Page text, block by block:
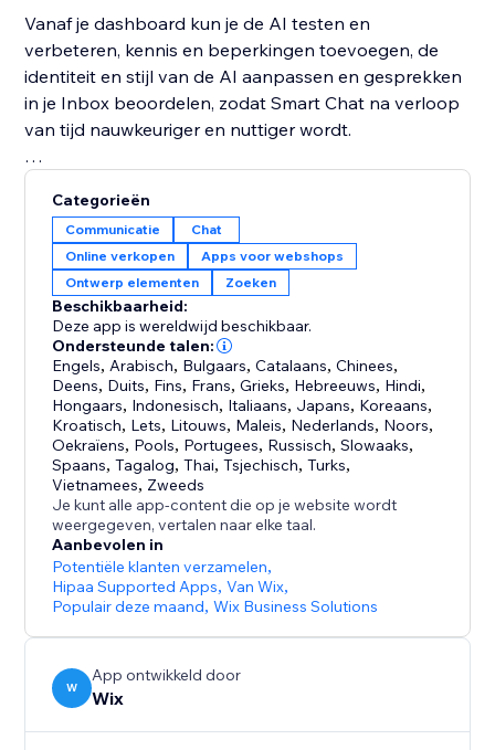
Vanaf je dashboard kun je de AI testen en
verbeteren, kennis en beperkingen toevoegen, de
identiteit en stijl van de AI aanpassen en gesprekken
in je Inbox beoordelen, zodat Smart Chat na verloop
van tijd nauwkeuriger en nuttiger wordt.
die je helpen meer te weten te komen over je
websitebezoekers en te verbeteren hoe je ze betrekt
om de conversies te verhogen. Smart Chat analyseert
ook je gesprekken om je belangrijke inzichten te
geven in waar je klanten naar op zoek zijn en hoe je je
bedrijf kunt verbeteren.
Voorheen bekend als Wix AI Site-Chat, is Smart Chat
nu geüpgraded met live medewerker-chat. Deze is
ontworpen om de oude Wix Chat te vervangen door
Categorieën
Communicatie
Chat
Online verkopen
Apps voor webshops
Ontwerp elementen
Zoeken
Beschikbaarheid:
Deze app is wereldwijd beschikbaar.
Ondersteunde talen:
Engels, Arabisch, Bulgaars,Catalaans,Chinees,
Deens, Duits, Fins, Frans,Grieks, Hebreeuws, Hindi,
Hongaars, Indonesisch, Italiaans, Japans, Koreaans,
Kroatisch, Lets, Litouws, Maleis, Nederlands, Noors,
Oekraïens, Pools, Portugees, Russisch,Slowaaks,
Spaans,Tagalog,Thai,Tsjechisch,Turks,
Vietnamees, Zweeds
Je kunt alle app-content die op je website wordt
weergegeven, vertalen naar elke taal.
Aanbevolen in
Potentiële klanten verzamelen,
Hipaa Supported Apps,Van Wix,
Populair deze maand,Wix Business Solutions
W
App ontwikkeld door
Wix